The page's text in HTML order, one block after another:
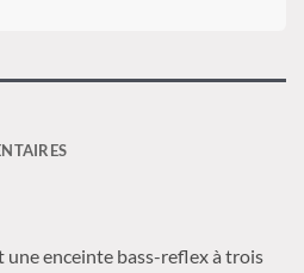
une enceinte bass-reflex à trois